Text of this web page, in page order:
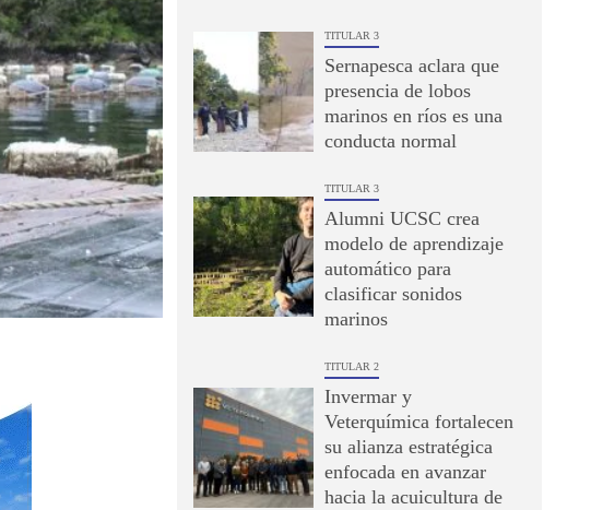
TITULAR 3
Sernapesca aclara que
presencia de lobos
marinos en ríos es una
conducta normal
TITULAR 3
Alumni UCSC crea
modelo de aprendizaje
automático para
clasificar sonidos
marinos
TITULAR 2
Invermar y
Veterquímica fortalecen
su alianza estratégica
enfocada en avanzar
hacia la acuicultura de